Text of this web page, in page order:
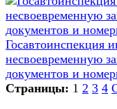
Госавтоинспекция
несвоевременную
документов и
Страницы: 1 2 3 4